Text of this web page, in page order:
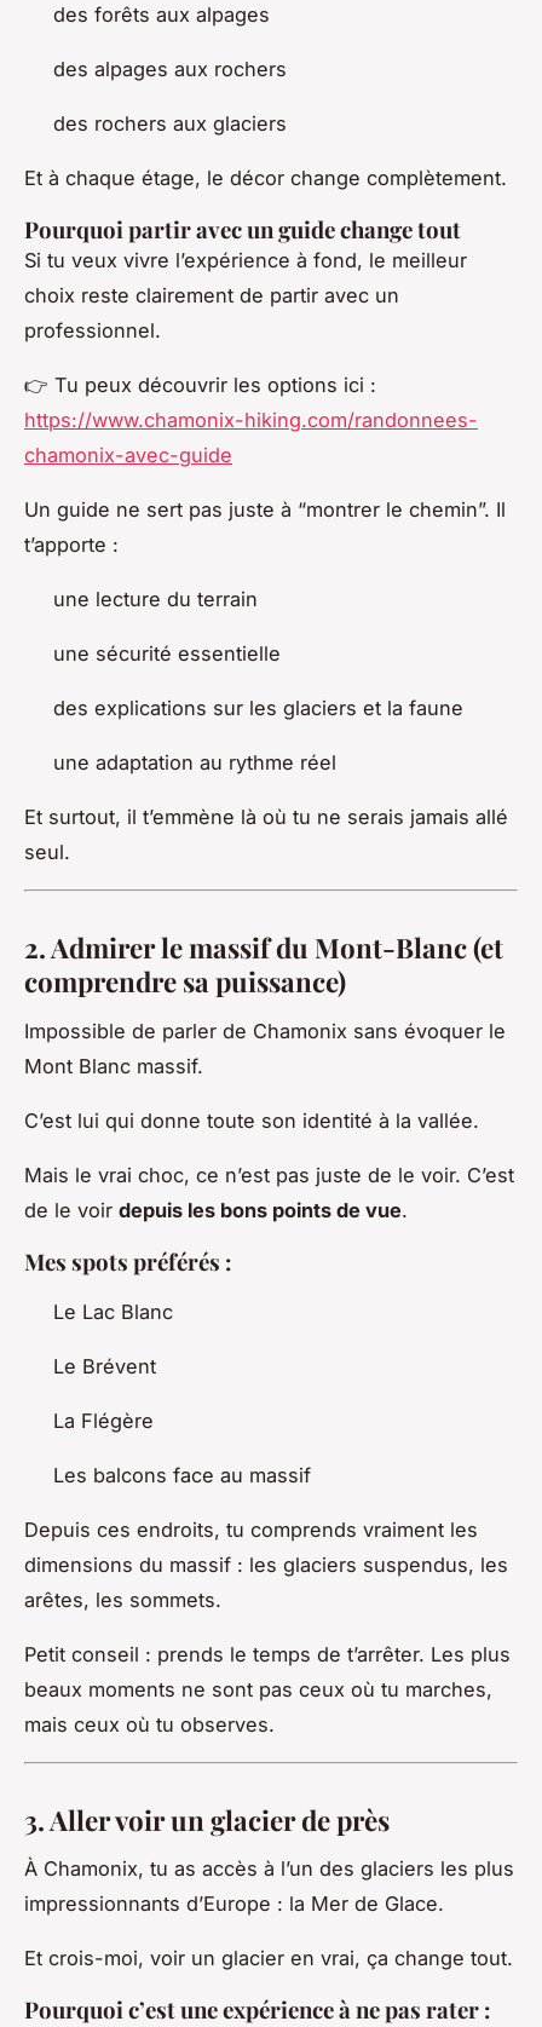
des forêts aux alpages
des alpages aux rochers
des rochers aux glaciers
Et à chaque étage, le décor change complètement.
Pourquoi partir avec un guide change tout
Si tu veux vivre l’expérience à fond, le meilleur
choix reste clairement de partir avec un
professionnel.
👉 Tu peux découvrir les options ici :
https://www.chamonix-hiking.com/randonnees-
chamonix-avec-guide
Un guide ne sert pas juste à “montrer le chemin”. Il
t’apporte :
une lecture du terrain
une sécurité essentielle
des explications sur les glaciers et la faune
une adaptation au rythme réel
Et surtout, il t’emmène là où tu ne serais jamais allé
seul.
2. Admirer le massif du Mont-Blanc (et
comprendre sa puissance)
Impossible de parler de Chamonix sans évoquer le
Mont Blanc massif.
C’est lui qui donne toute son identité à la vallée.
Mais le vrai choc, ce n’est pas juste de le voir. C’est
de le voir depuis les bons points de vue.
Mes spots préférés :
Le Lac Blanc
Le Brévent
La Flégère
Les balcons face au massif
Depuis ces endroits, tu comprends vraiment les
dimensions du massif : les glaciers suspendus, les
arêtes, les sommets.
Petit conseil : prends le temps de t’arrêter. Les plus
beaux moments ne sont pas ceux où tu marches,
mais ceux où tu observes.
3. Aller voir un glacier de près
À Chamonix, tu as accès à l’un des glaciers les plus
impressionnants d’Europe : la Mer de Glace.
Et crois-moi, voir un glacier en vrai, ça change tout.
Pourquoi c’est une expérience à ne pas rater :